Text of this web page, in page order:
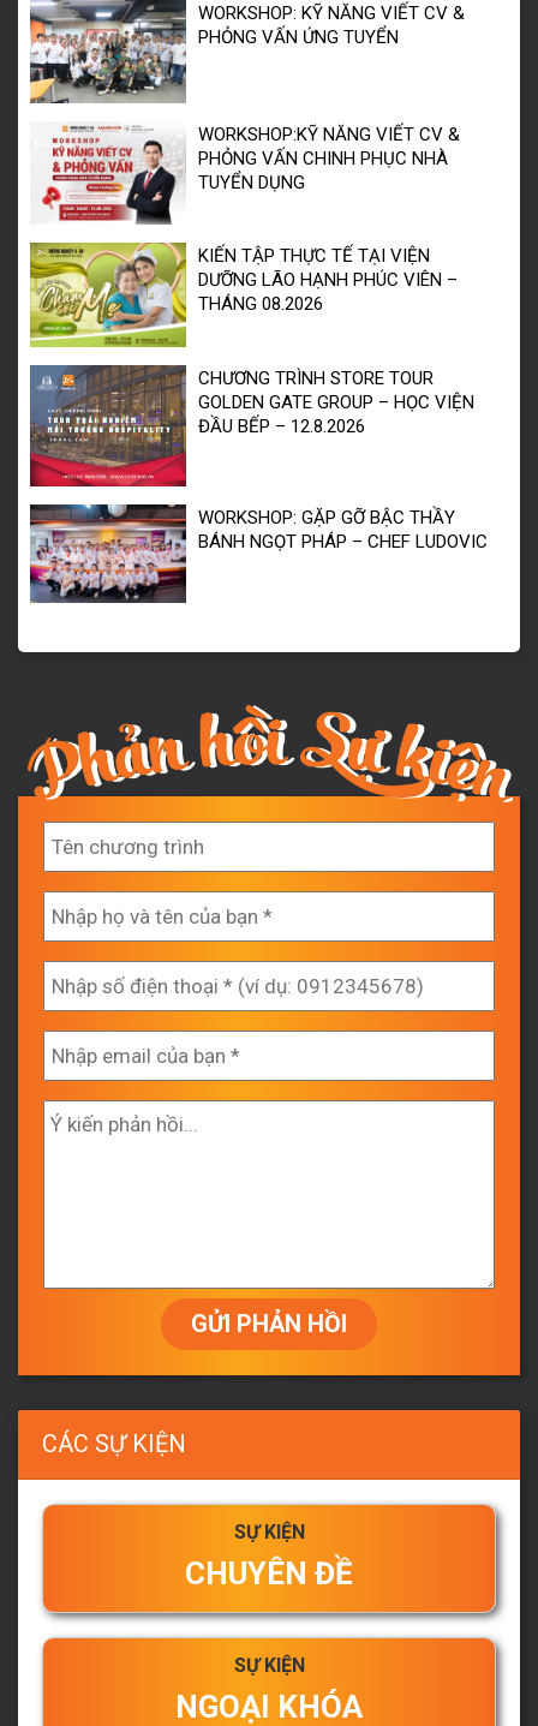
WORKSHOP: KỸ NĂNG VIẾT CV &
PHỎNG VẤN ỨNG TUYỂN
WORKSHOP:KỸ NĂNG VIẾT CV &
PHỎNG VẤN CHINH PHỤC NHÀ
TUYỂN DỤNG
KIẾN TẬP THỰC TẾ TẠI VIỆN
DƯỠNG LÃO HẠNH PHÚC VIÊN –
THÁNG 08.2026
CHƯƠNG TRÌNH STORE TOUR
GOLDEN GATE GROUP – HỌC VIỆN
ĐẦU BẾP – 12.8.2026
WORKSHOP: GẶP GỠ BẬC THẦY
BÁNH NGỌT PHÁP – CHEF LUDOVIC
GỬI PHẢN HỒI
CÁC SỰ KIỆN
SỰ KIỆN
CHUYÊN ĐỀ
SỰ KIỆN
NGOẠI KHÓA